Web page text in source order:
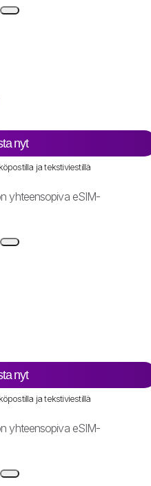
nyt
ja tekstiviestillä
yhteensopiva eSIM-
nyt
ja tekstiviestillä
yhteensopiva eSIM-